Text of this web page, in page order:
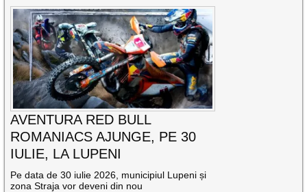
AVENTURA RED BULL
ROMANIACS AJUNGE, PE 30
IULIE, LA LUPENI
Pe data de 30 iulie 2026, municipiul Lupeni și
zona Straja vor deveni din nou